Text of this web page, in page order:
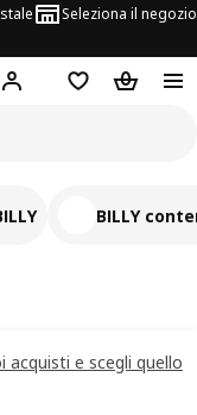
Seleziona il negozio
Hej! AccediLista deiCarrello
acquisti e scegli quello
BILLY